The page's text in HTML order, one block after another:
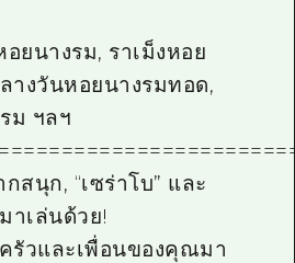
ยนางรม, ราเม็งหอย
างวันหอยนางรมทอด,
ม ฯลฯ
สนุก, “เซร่าโบ” และ
าเล่นด้วย!
รัวและเพื่อนของคุณมา